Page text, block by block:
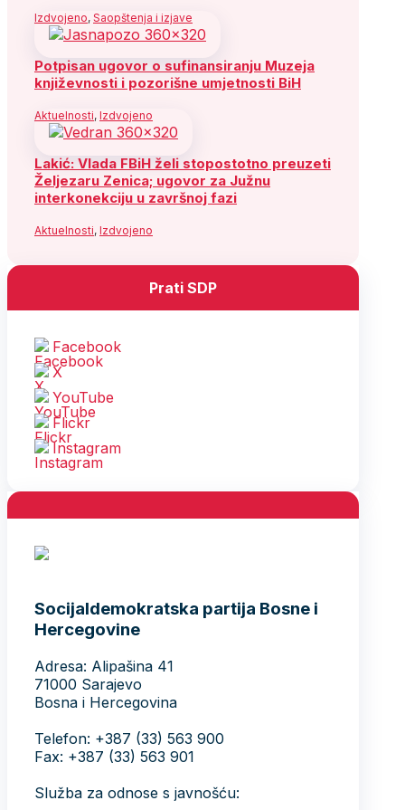
Izdvojeno, Saopštenja i izjave
Potpisan ugovor o sufinansiranju Muzeja
književnosti i pozorišne umjetnosti BiH
Aktuelnosti, Izdvojeno
Lakić: Vlada FBiH želi stopostotno preuzeti
Željezaru Zenica; ugovor za Južnu
interkonekciju u završnoj fazi
Aktuelnosti, Izdvojeno
Prati SDP
Facebook
X
YouTube
Flickr
Instagram
Socijaldemokratska partija Bosne i
Hercegovine
Adresa: Alipašina 41
71000 Sarajevo
Bosna i Hercegovina
Telefon: +387 (33) 563 900
Fax: +387 (33) 563 901
Služba za odnose s javnošću: